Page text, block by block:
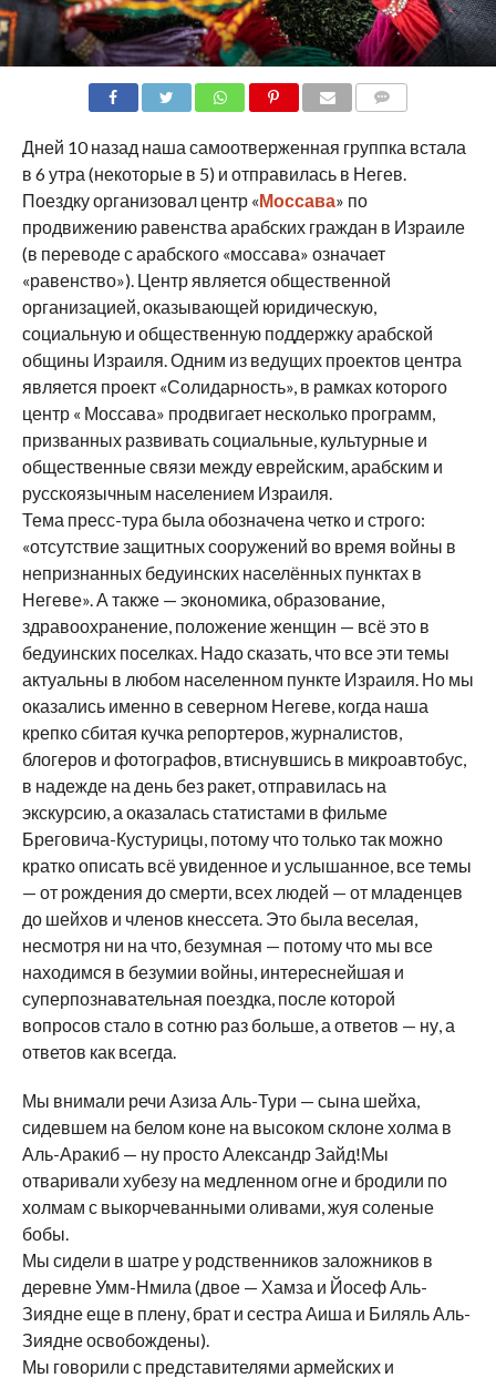
Дней 10 назад наша самоотверженная группка встала
в 6 утра (некоторые в 5) и отправилась в Негев.
Поездку организовал центр «Моссава» по
продвижению равенства арабских граждан в Израиле
(в переводе с арабского «моссава» означает
«равенство»). Центр является общественной
организацией, оказывающей юридическую,
социальную и общественную поддержку арабской
общины Израиля. Одним из ведущих проектов центра
является проект «Солидарность», в рамках которого
центр « Моссава» продвигает несколько программ,
призванных развивать социальные, культурные и
общественные связи между еврейским, арабским и
русскоязычным населением Израиля.
Тема пресс-тура была обозначена четко и строго:
«отсутствие защитных сооружений во время войны в
непризнанных бедуинских населённых пунктах в
Негеве». А также — экономика, образование,
здравоохранение, положение женщин — всё это в
бедуинских поселках. Надо сказать, что все эти темы
актуальны в любом населенном пункте Израиля. Но мы
оказались именно в северном Негеве, когда наша
крепко сбитая кучка репортеров, журналистов,
блогеров и фотографов, втиснувшись в микроавтобус,
в надежде на день без ракет, отправилась на
экскурсию, а оказалась статистами в фильме
Бреговича-Кустурицы, потому что только так можно
кратко описать всё увиденное и услышанное, все темы
— от рождения до смерти, всех людей — от младенцев
до шейхов и членов кнессета. Это была веселая,
несмотря ни на что, безумная — потому что мы все
находимся в безумии войны, интереснейшая и
суперпознавательная поездка, после которой
вопросов стало в сотню раз больше, а ответов — ну, а
ответов как всегда.
Мы внимали речи Азиза Аль-Тури — сына шейха,
сидевшем на белом коне на высоком склоне холма в
Аль-Аракиб — ну просто Александр Зайд!Мы
отваривали хубезу на медленном огне и бродили по
холмам с выкорчеванными оливами, жуя соленые
бобы.
Мы сидели в шатре у родственников заложников в
деревне Умм-Нмила (двое — Хамза и Йосеф Аль-
Зиядне еще в плену, брат и сестра Аиша и Биляль Аль-
Зиядне освобождены).
Мы говорили с представителями армейских и